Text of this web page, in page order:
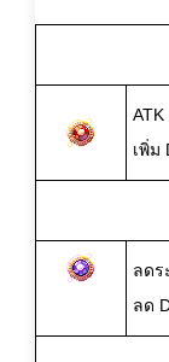
ATK
เพิ่ม
ลดร
ลด